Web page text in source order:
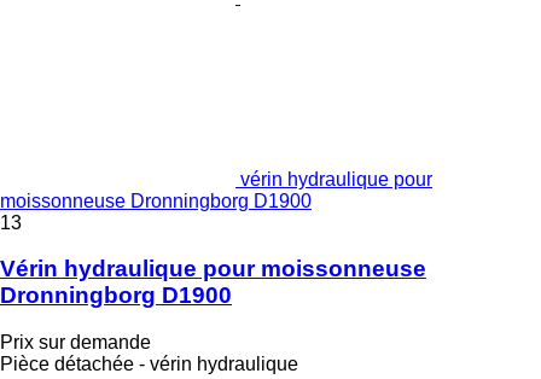
vérin hydraulique pour
moissonneuse Dronningborg D1900
13
Vérin hydraulique pour moissonneuse
Dronningborg D1900
Prix sur demande
Pièce détachée - vérin hydraulique